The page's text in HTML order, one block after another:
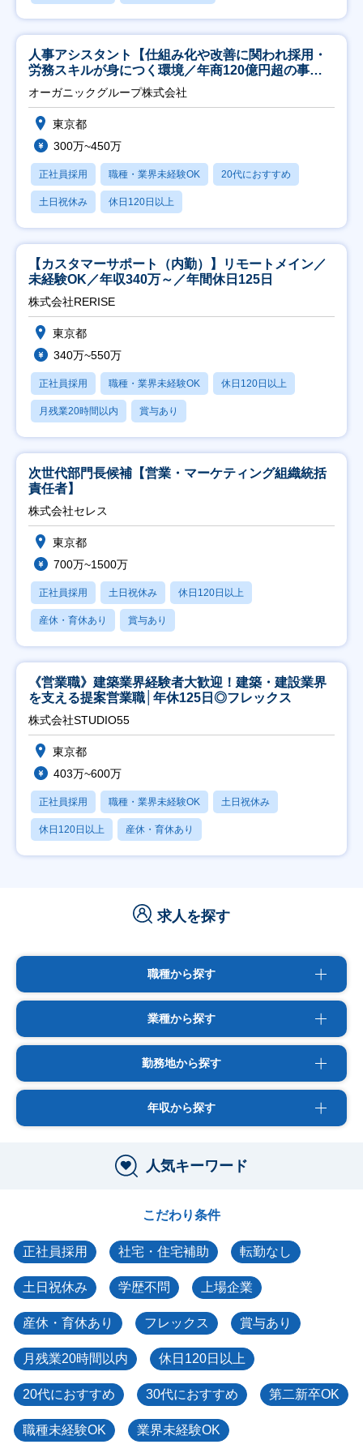
人事アシスタント【仕組み化や改善に関われ採用・
労務スキルが身につく環境／年商120億円超の事業
会社】
オーガニックグループ株式会社
東京都
300万~450万
正社員採用 職種・業界未経験OK 20代におすすめ
土日祝休み 休日120日以上
【カスタマーサポート（内勤）】リモートメイン／
未経験OK／年収340万～／年間休日125日
株式会社RERISE
東京都
340万~550万
正社員採用 職種・業界未経験OK 休日120日以上
月残業20時間以内 賞与あり
次世代部門長候補【営業・マーケティング組織統括
責任者】
株式会社セレス
東京都
700万~1500万
正社員採用 土日祝休み 休日120日以上
産休・育休あり 賞与あり
《営業職》建築業界経験者大歓迎！建築・建設業界
を支える提案営業職│年休125日◎フレックス
株式会社STUDIO55
東京都
403万~600万
正社員採用 職種・業界未経験OK 土日祝休み
休日120日以上 産休・育休あり
求人を探す
職種から探す
業種から探す
勤務地から探す
年収から探す
人気キーワード
こだわり条件
正社員採用 社宅・住宅補助 転勤なし
土日祝休み 学歴不問 上場企業
産休・育休あり フレックス 賞与あり
月残業20時間以内 休日120日以上
20代におすすめ 30代におすすめ 第二新卒OK
職種未経験OK 業界未経験OK